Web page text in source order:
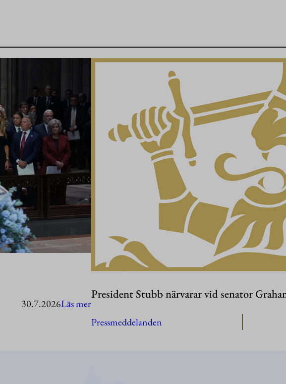
30.7.2026Läs mer:
President
President Stubb närvarar vid senator
Pressmeddelanden